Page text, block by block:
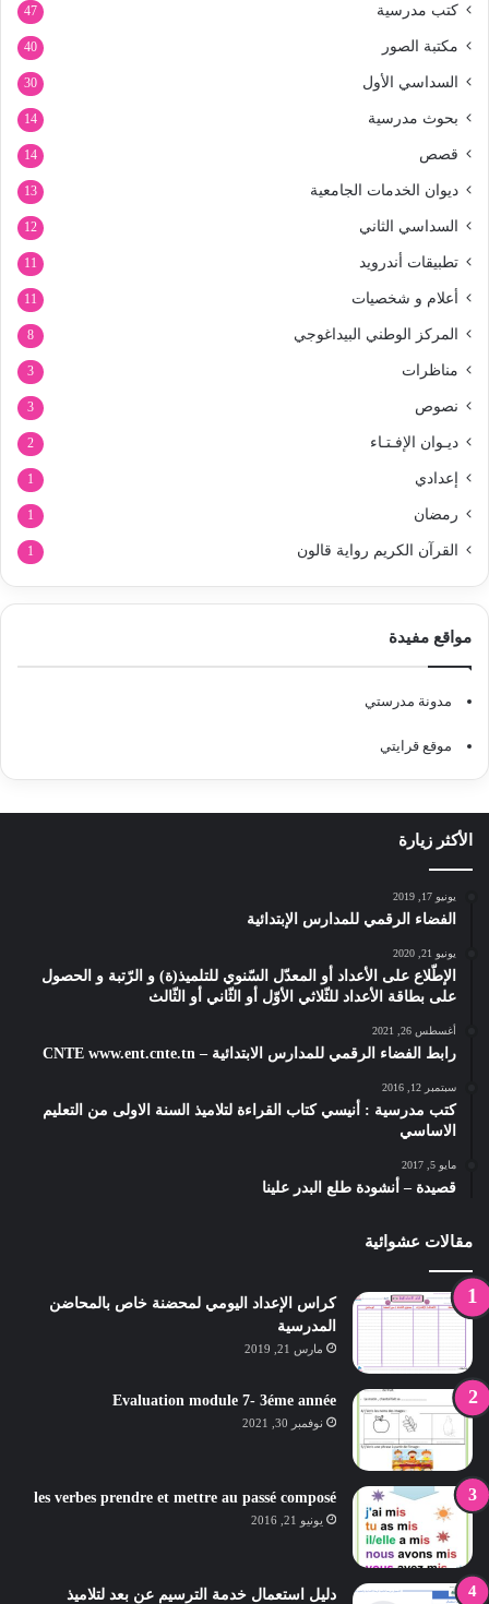
كتب مدرسية 47
مكتبة الصور 40
السداسي الأول 30
بحوث مدرسية 14
قصص 14
ديوان الخدمات الجامعية 13
السداسي الثاني 12
تطبيقات أندرويد 11
أعلام و شخصيات 11
المركز الوطني البيداغوجي 8
مناظرات 3
نصوص 3
ديـوان الإفـتـاء 2
إعدادي 1
رمضان 1
القرآن الكريم رواية قالون 1
مواقع مفيدة
مدونة مدرستي
موقع قرايتي
الأكثر زيارة
يونيو 17, 2019
الفضاء الرقمي للمدارس الإبتدائية
يونيو 21, 2020
الإطّلاع على الأعداد أو المعدّل السّنوي للتلميذ(ة) و الرّتبة و الحصول
على بطاقة الأعداد للثّلاثي الأوّل أو الثّاني أو الثّالث
أغسطس 26, 2021
رابط الفضاء الرقمي للمدارس الابتدائية – CNTE www.ent.cnte.tn
سبتمبر 12, 2016
كتب مدرسية : أنيسي كتاب القراءة لتلاميذ السنة الاولى من التعليم
الاساسي
مايو 5, 2017
قصيدة – أنشودة طلع البدر علينا
مقالات عشوائية
كراس الإعداد اليومي لمحضنة خاص بالمحاضن
المدرسية
مارس 21, 2019
Evaluation module 7- 3éme année
نوفمبر 30, 2021
les verbes prendre et mettre au passé composé
يونيو 21, 2016
دليل استعمال خدمة الترسيم عن بعد لتلاميذ